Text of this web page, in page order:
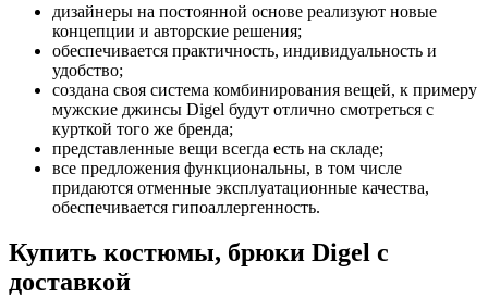
дизайнеры на постоянной основе реализуют новые
концепции и авторские решения;
обеспечивается практичность, индивидуальность и
удобство;
создана своя система комбинирования вещей, к примеру
мужские джинсы Digel будут отлично смотреться с
курткой того же бренда;
представленные вещи всегда есть на складе;
все предложения функциональны, в том числе
придаются отменные эксплуатационные качества,
обеспечивается гипоаллергенность.
Купить костюмы, брюки Digel с
доставкой